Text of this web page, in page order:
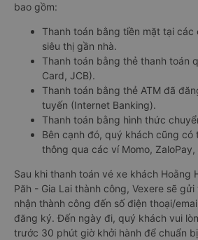
bao gồm:
Thanh toán bằng tiền mặt tại các
siêu thị gần nhà.
Thanh toán bằng thẻ thanh toán
Card, JCB).
Thanh toán bằng thẻ ATM đã
tuyến (Internet Banking).
Thanh toán bằng hình thức
Bên cạnh đó, quý khách cũng có
thông qua các ví Momo,
Sau khi thanh toán vé xe khách Hoằng
Păh - Gia Lai thành công, Vexere sẽ
nhận thành công đến số điện thoại/
đăng ký. Đến ngày đi, quý khách vui
trước 30 phút giờ khởi hành để chuẩn